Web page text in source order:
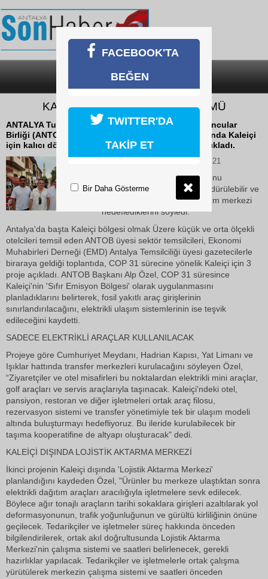
SON DAKİKA
KALEİÇİ'NDE COP31 DÖNÜŞÜMÜ
ANTALYA Turistik İşletmeciler, Otelciler ve Pansiyoncular
Birliği (ANTOB) Başkanı Alp Özel, COP 31 kapsamında Kaleiçi
için kalıcı dönüşüm fırsatı oluşturacak üç proje açıkladı.
08 Temmuz 2026 Çarşamba 12:21
Özel, Kaleiçi'nin tarihi dokusunu
koruyarak, sıfır karbonlu, sürdürülebilir ve
dünya çapında örnek bir turizm merkezi
hedeflediklerini söyledi.
Antalya'da başta Kaleiçi bölgesi olmak Üzere küçük ve orta ölçekli
otelcileri temsil eden ANTOB üyesi sektör temsilcileri, Ekonomi
Muhabirleri Derneği (EMD) Antalya Temsilciliği üyesi gazetecilerle
biraraya geldiği toplantıda, COP 31 sürecine yönelik Kaleiçi için 3
proje açıkladı. ANTOB Başkanı Alp Özel, COP 31 süresince
Kaleiçi'nin 'Sıfır Emisyon Bölgesi' olarak uygulanmasını
planladıklarını belirterek, fosil yakıtlı araç girişlerinin
sınırlandırılacağını, elektrikli ulaşım sistemlerinin ise teşvik
edileceğini kaydetti.
SADECE ELEKTRİKLİ ARAÇLAR KULLANILACAK
Projeye göre Cumhuriyet Meydanı, Hadrian Kapısı, Yat Limanı ve
Işıklar hattında transfer merkezleri kurulacağını söyleyen Özel,
“Ziyaretçiler ve otel misafirleri bu noktalardan elektrikli mini araçlar,
golf araçları ve servis araçlarıyla taşınacak. Kaleiçi'ndeki otel,
pansiyon, restoran ve diğer işletmeleri ortak araç filosu,
rezervasyon sistemi ve transfer yönetimiyle tek bir ulaşım modeli
altında buluşturmayı hedefliyoruz. Bu ileride kurulabilecek bir
taşıma kooperatifine de altyapı oluşturacak" dedi.
KALEİÇİ DIŞINDA LOJİSTİK AKTARMA MERKEZİ
İkinci projenin Kaleiçi dışında 'Lojistik Aktarma Merkezi'
planlandığını kaydeden Özel, "Ürünler bu merkeze ulaştıktan sonra
elektrikli dağıtım araçları aracılığıyla işletmelere sevk edilecek.
Böylece ağır tonajlı araçların tarihi sokaklara girişleri azaltılarak yol
deformasyonunun, trafik yoğunluğunun ve gürültü kirliliğinin önüne
geçilecek. Tedarikçiler ve işletmeler süreç hakkında önceden
bilgilendirilerek, ortak akıl doğrultusunda Lojistik Aktarma
Merkezi'nin çalışma sistemi ve saatleri belirlenecek, gerekli
hazırlıklar yapılacak. Tedarikçiler ve işletmelerle ortak çalışma
yürütülerek merkezin çalışma sistemi ve saatleri önceden
FACEBOOK'TA
BEĞEN
TWITTER'DA
TAKİP ET
Bir Daha Gösterme